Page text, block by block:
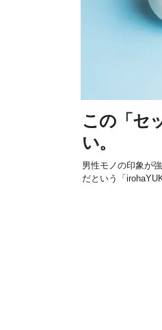
この「セ
い。
男性モノの印象が
だという「